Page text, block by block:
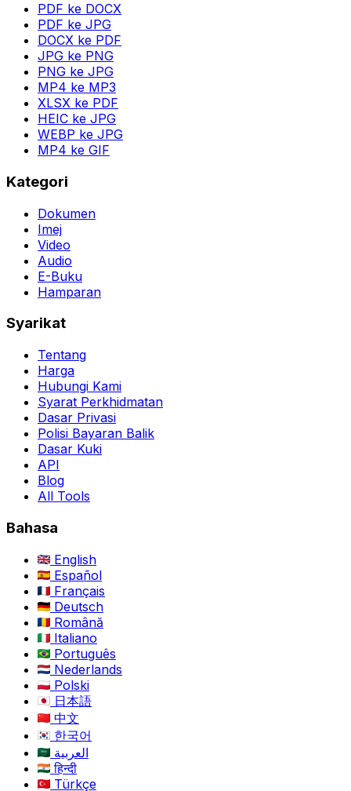
PDF ke DOCX
PDF ke JPG
DOCX ke PDF
JPG ke PNG
PNG ke JPG
MP4 ke MP3
XLSX ke PDF
HEIC ke JPG
WEBP ke JPG
MP4 ke GIF
Kategori
Dokumen
Imej
Video
Audio
E-Buku
Hamparan
Syarikat
Tentang
Harga
Hubungi Kami
Syarat Perkhidmatan
Dasar Privasi
Polisi Bayaran Balik
Dasar Kuki
API
Blog
All Tools
Bahasa
English
Español
Français
Deutsch
Română
Italiano
Português
Nederlands
Polski
日本語
中文
한국어
العربية
हिन्दी
Türkçe